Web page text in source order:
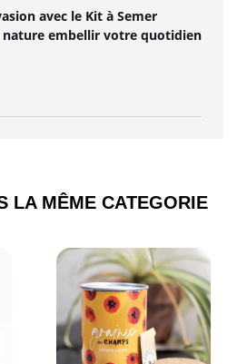
avec le Kit à Semer
nature embellir votre quotidien
LA MÊME CATEGORIE​